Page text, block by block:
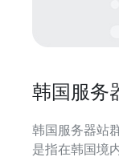
韩国服务
韩国服务器站群：全
是指在韩国境